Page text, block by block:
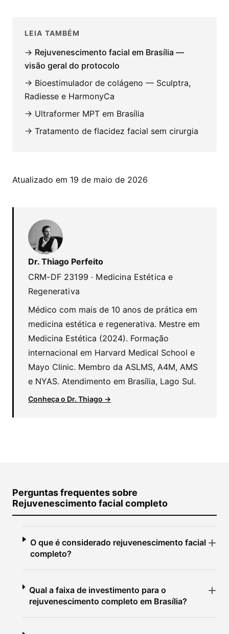
LEIA TAMBÉM
→ Rejuvenescimento facial em Brasília —
visão geral do protocolo
→ Bioestimulador de colágeno — Sculptra,
Radiesse e HarmonyCa
→ Ultraformer MPT em Brasília
→ Tratamento de flacidez facial sem cirurgia
Atualizado em 19 de maio de 2026
Dr. Thiago Perfeito
CRM-DF 23199 · Medicina Estética e
Regenerativa
Médico com mais de 10 anos de prática em
medicina estética e regenerativa. Mestre em
Medicina Estética (2024). Formação
internacional em Harvard Medical School e
Mayo Clinic. Membro da ASLMS, A4M, AMS
e NYAS. Atendimento em Brasília, Lago Sul.
Conheça o Dr. Thiago →
Perguntas frequentes sobre
Rejuvenescimento facial completo
O que é considerado rejuvenescimento facial
completo?
Qual a faixa de investimento para o
rejuvenescimento completo em Brasília?